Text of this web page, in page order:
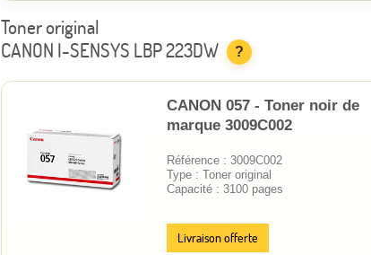
Toner original
CANON I-SENSYS LBP 223DW
?
CANON 057 - Toner noir de
marque 3009C002
Référence : 3009C002
Type : Toner original
Capacité : 3100 pages
Livraison offerte